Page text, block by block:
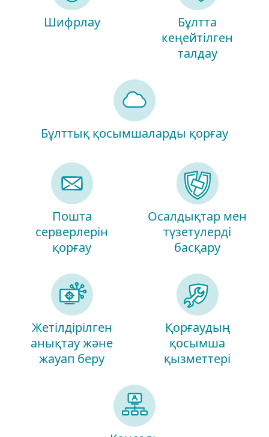
Шифрлау
Бұлтта
кеңейтілген
талдау
Бұлттық қосымшаларды қорғау
Пошта
серверлерін
қорғау
Осалдықтар мен
түзетулерді
басқару
Жетілдірілген
анықтау және
жауап беру
Қорғаудың
қосымша
қызметтері